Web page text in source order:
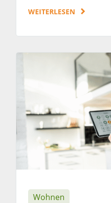
WEITERLESEN
Wohnen